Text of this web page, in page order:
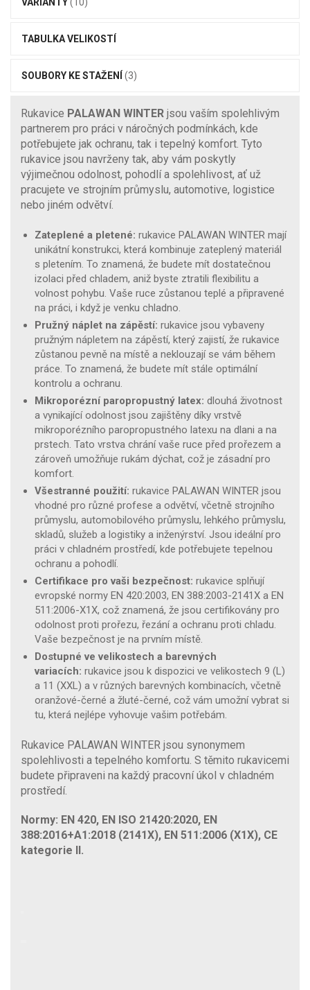
TABULKA VELIKOSTÍ
SOUBORY KE STAŽENÍ (3)
Rukavice PALAWAN WINTER jsou vaším spolehlivým
partnerem pro práci v náročných podmínkách, kde
potřebujete jak ochranu, tak i tepelný komfort. Tyto
rukavice jsou navrženy tak, aby vám poskytly
výjimečnou odolnost, pohodlí a spolehlivost, ať už
pracujete ve strojním průmyslu, automotive, logistice
nebo jiném odvětví.
Zateplené a pletené: rukavice PALAWAN WINTER mají
unikátní konstrukci, která kombinuje zateplený materiál
s pletením. To znamená, že budete mít dostatečnou
izolaci před chladem, aniž byste ztratili flexibilitu a
volnost pohybu. Vaše ruce zůstanou teplé a připravené
na práci, i když je venku chladno.
Pružný náplet na zápěstí: rukavice jsou vybaveny
pružným nápletem na zápěstí, který zajistí, že rukavice
zůstanou pevně na místě a neklouzají se vám během
práce. To znamená, že budete mít stále optimální
kontrolu a ochranu.
Mikroporézní paropropustný latex: dlouhá životnost
a vynikající odolnost jsou zajištěny díky vrstvě
mikroporézního paropropustného latexu na dlani a na
prstech. Tato vrstva chrání vaše ruce před prořezem a
zároveň umožňuje rukám dýchat, což je zásadní pro
komfort.
Všestranné použití: rukavice PALAWAN WINTER jsou
vhodné pro různé profese a odvětví, včetně strojního
průmyslu, automobilového průmyslu, lehkého průmyslu,
skladů, služeb a logistiky a inženýrství. Jsou ideální pro
práci v chladném prostředí, kde potřebujete tepelnou
ochranu a pohodlí.
Certifikace pro vaši bezpečnost: rukavice splňují
evropské normy EN 420:2003, EN 388:2003-2141X a EN
511:2006-X1X, což znamená, že jsou certifikovány pro
odolnost proti prořezu, řezání a ochranu proti chladu.
Vaše bezpečnost je na prvním místě.
Dostupné ve velikostech a barevných
variacích: rukavice jsou k dispozici ve velikostech 9 (L)
a 11 (XXL) a v různých barevných kombinacích, včetně
oranžové-černé a žluté-černé, což vám umožní vybrat si
tu, která nejlépe vyhovuje vašim potřebám.
Rukavice PALAWAN WINTER jsou synonymem
spolehlivosti a tepelného komfortu. S těmito rukavicemi
budete připraveni na každý pracovní úkol v chladném
prostředí.
Normy: EN 420, EN ISO 21420:2020, EN
388:2016+A1:2018 (2141X), EN 511:2006 (X1X), CE
kategorie II.